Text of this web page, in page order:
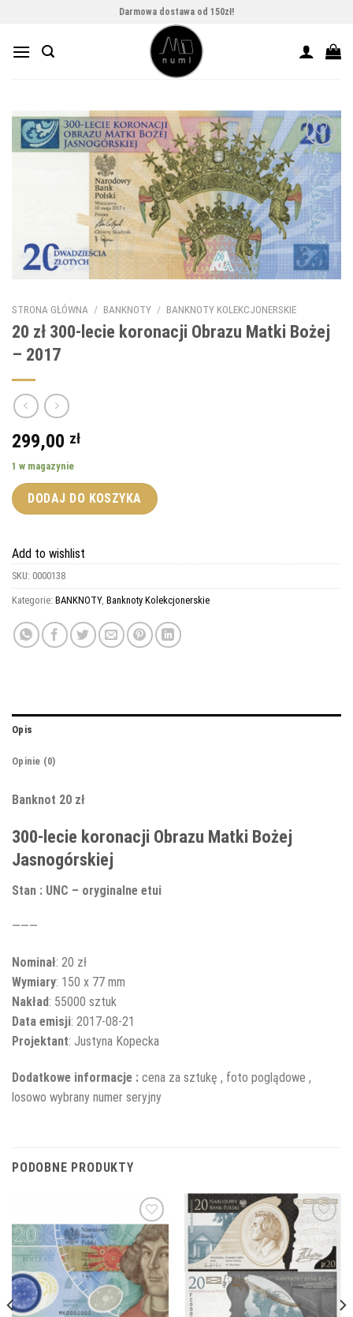
content
Darmowa dostawa od 150zł!
Add to
wishlist
STRONA GŁÓWNA / BANKNOTY / BANKNOTY KOLEKCJONERSKIE
20 zł 300-lecie koronacji Obrazu Matki Bożej
– 2017
299,00 zł
1 w magazynie
DODAJ DO KOSZYKA
Add to wishlist
SKU: 0000138
Kategorie: BANKNOTY, Banknoty Kolekcjonerskie
Opis
Opinie (0)
Banknot 20 zł
300-lecie koronacji Obrazu Matki Bożej
Jasnogórskiej
Stan : UNC – oryginalne etui
———
Nominał: 20 zł
Wymiary: 150 x 77 mm
Nakład : 55000 sztuk
Data emisji: 2017-08-21
Projektant: Justyna Kopecka
Dodatkowe informacje : cena za sztukę , foto poglądowe ,
losowo wybrany numer seryjny
PODOBNE PRODUKTY
Add to
wishlist
Add to
wishlist